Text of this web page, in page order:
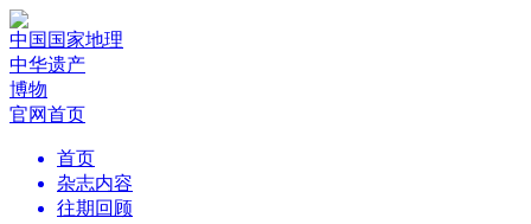
中国国家地理
中华遗产
博物
官网首页
首页
杂志内容
往期回顾